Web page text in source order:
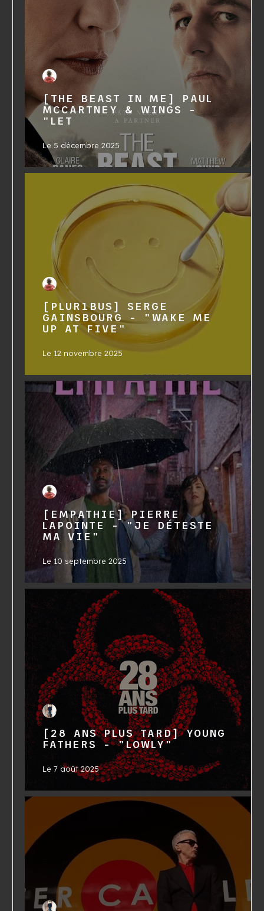
[THE BEAST IN ME] PAUL
MCCARTNEY & WINGS -
"LET
Le 5 décembre 2025
[PLUR1BUS] SERGE
GAINSBOURG - "WAKE ME
UP AT FIVE"
Le 12 novembre 2025
[EMPATHIE] PIERRE
LAPOINTE - "JE DÉTESTE
MA VIE"
Le 10 septembre 2025
[28 ANS PLUS TARD] YOUNG
FATHERS - "LOWLY"
Le7 août 2025